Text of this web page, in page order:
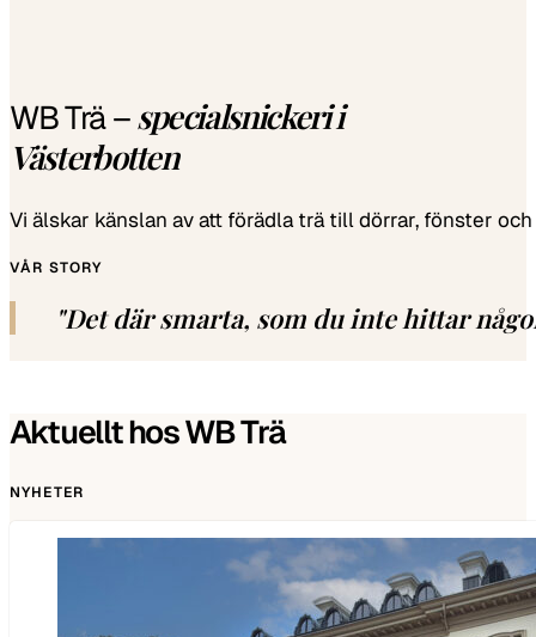
WB Trä –specialsnickeri i
Västerbotten
Vi älskar känslan av att förädla trä till dörrar, fönster
VÅR STORY
"Det där smarta, som du inte hittar
Aktuellt hos WB Trä
NYHETER